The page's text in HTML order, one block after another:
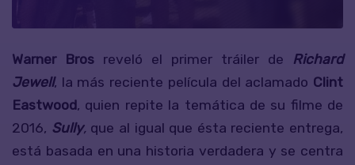
Warner Bros reveló el primer tráiler de Richard
Jewell, la más reciente película del aclamado Clint
Eastwood, quien repite la temática de su filme de
2016, Sully, que al igual que ésta reciente entrega,
está basada en una historia verdadera y se centra